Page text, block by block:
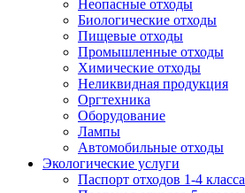
Неопасные отходы
Биологические отходы
Пищевые отходы
Промышленные отходы
Химические отходы
Неликвидная продукция
Оргтехника
Оборудование
Лампы
Автомобильные отходы
Экологические услуги
Паспорт отходов 1-4 класса